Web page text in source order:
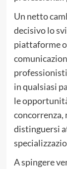
Un netto
decisivo lo
piattaforme
in qualsiasi
le
concorrenza,
distinguersi
A spingere